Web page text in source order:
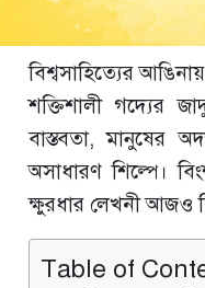
বিশ্বসাহিত্যের
শক্তিশালী গদ্যের
বাস্তবতা, মানুষের
অসাধারণ শিল্পে।
ক্ষুরধার লেখনী আজও
Table of